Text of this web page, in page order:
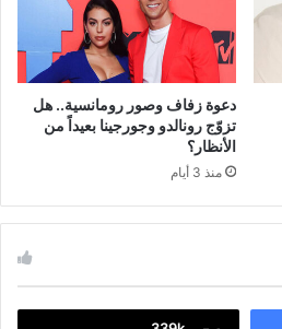
دعوة زفاف وصور رومانسية.. هل
تزوّج رونالدو وجورجينا بعيداً من
الأنظار؟
منذ 3 أيام